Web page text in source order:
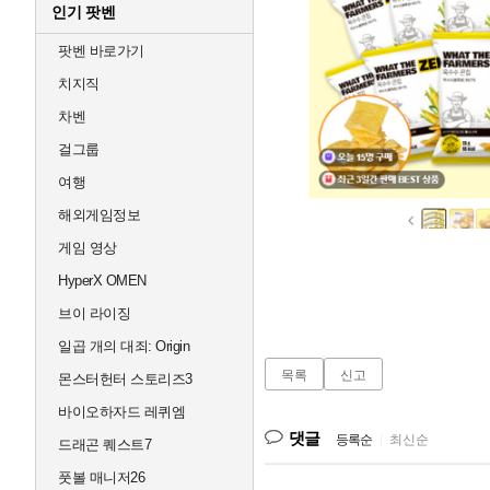
인기 팟벤
팟벤 바로가기
치지직
차벤
걸그룹
여행
해외게임정보
게임 영상
HyperX OMEN
브이 라이징
일곱 개의 대죄: Origin
몬스터헌터 스토리즈3
바이오하자드 레퀴엠
드래곤 퀘스트7
풋볼 매니저26
목록 신고
댓글 등록순 최신순